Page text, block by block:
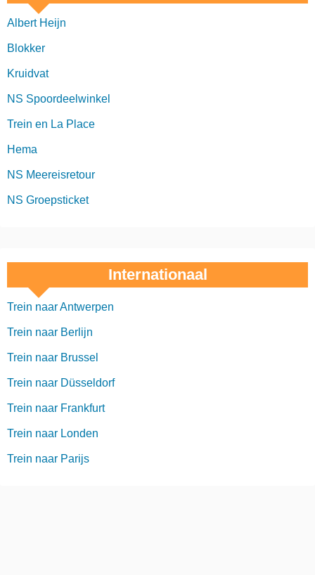
Albert Heijn
Blokker
Kruidvat
NS Spoordeelwinkel
Trein en La Place
Hema
NS Meereisretour
NS Groepsticket
Internationaal
Trein naar Antwerpen
Trein naar Berlijn
Trein naar Brussel
Trein naar Düsseldorf
Trein naar Frankfurt
Trein naar Londen
Trein naar Parijs